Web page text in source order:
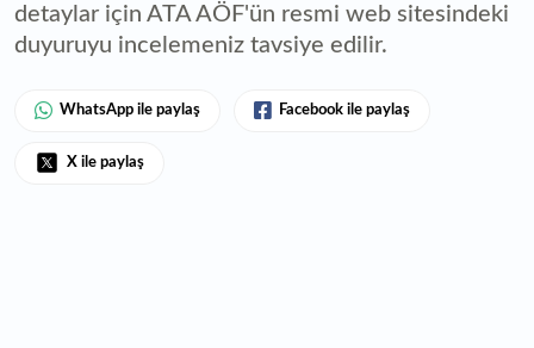
detaylar için ATA AÖF'ün resmi web sitesindeki
duyuruyu incelemeniz tavsiye edilir.
WhatsApp ile paylaş Facebook ile paylaş
X ile paylaş